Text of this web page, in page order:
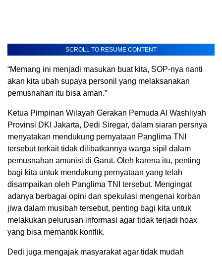
SCROLL TO RESUME CONTENT
“Memang ini menjadi masukan buat kita, SOP-nya nanti
akan kita ubah supaya personil yang melaksanakan
pemusnahan itu bisa aman.”
Ketua Pimpinan Wilayah Gerakan Pemuda Al Washliyah
Provinsi DKI Jakarta, Dedi Siregar, dalam siaran persnya
menyatakan mendukung pernyataan Panglima TNI
tersebut terkait tidak dilibatkannya warga sipil dalam
pemusnahan amunisi di Garut. Oleh karena itu, penting
bagi kita untuk mendukung pernyataan yang telah
disampaikan oleh Panglima TNI tersebut. Mengingat
adanya berbagai opini dan spekulasi mengenai korban
jiwa dalam musibah tersebut, penting bagi kita untuk
melakukan pelurusan informasi agar tidak terjadi hoax
yang bisa memantik konflik.
Dedi juga mengajak masyarakat agar tidak mudah